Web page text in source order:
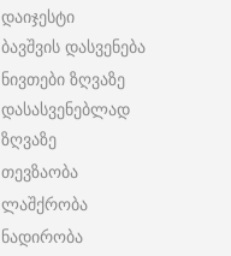
დაიჯესტი
ბავშვის დასვენება
ნივთები ზღვაზე
დასასვენებლად
ზღვაზე
თევზაობა
ლაშქრობა
ნადირობა